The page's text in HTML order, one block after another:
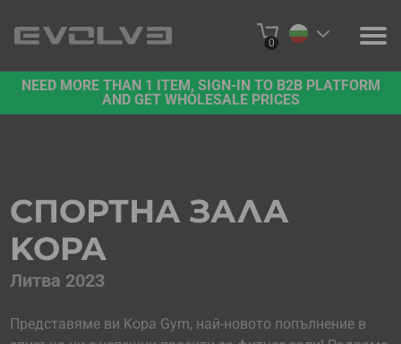
0
ПРОДУКТИ
ПРОЕКТИ
NEED MORE THAN 1 ITEM, SIGN-IN TO B2B PLATFORM
AND GET WHOLESALE PRICES
СПОРТНА ЗАЛА
KOPA
Литва 2023
Представяме ви Kopa Gym, най-новото попълнение в